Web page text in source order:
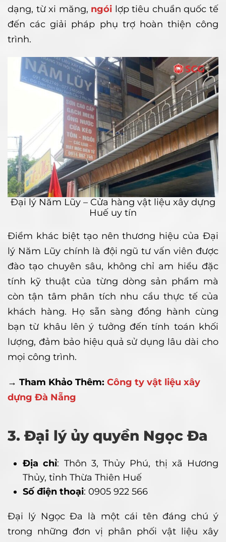
dạng, từ xi măng, ngói lợp tiêu chuẩn quốc tế
đến các giải pháp phụ trợ hoàn thiện công
trình.
Đại lý Năm Lũy – Cửa hàng vật liệu xây dựng
Huế uy tín
Điểm khác biệt tạo nên thương hiệu của Đại
lý Năm Lũy chính là đội ngũ tư vấn viên được
đào tạo chuyên sâu, không chỉ am hiểu đặc
tính kỹ thuật của từng dòng sản phẩm mà
còn tận tâm phân tích nhu cầu thực tế của
khách hàng. Họ sẵn sàng đồng hành cùng
bạn từ khâu lên ý tưởng đến tính toán khối
lượng, đảm bảo hiệu quả sử dụng lâu dài cho
mọi công trình.
→ Tham Khảo Thêm: Công ty vật liệu xây
dựng Đà Nẵng
3. Đại lý ủy quyền Ngọc Đa
Địa chỉ: Thôn 3, Thủy Phú, thị xã Hương
Thủy, tỉnh Thừa Thiên Huế
Số điện thoại: 0905 922 566
Đại lý Ngọc Đa là một cái tên đáng chú ý
trong những đơn vị phân phối vật liệu xây